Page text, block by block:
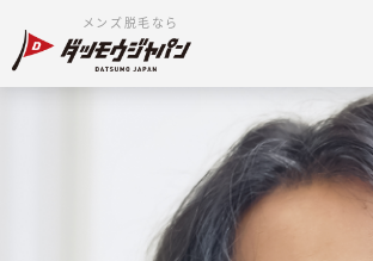
メンズ脱毛なら